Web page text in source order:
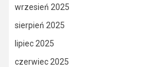
wrzesień 2025
sierpień 2025
lipiec 2025
czerwiec 2025